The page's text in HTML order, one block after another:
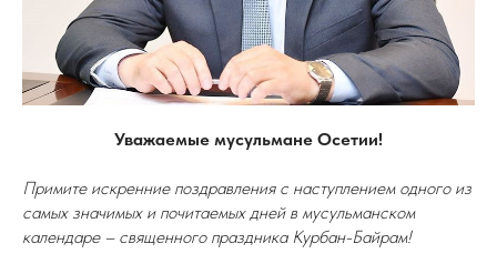
Уважаемые мусульмане Осетии!
Примите искренние поздравления с наступлением одного из
самых значимых и почитаемых дней в мусульманском
календаре – священного праздника Курбан-Байрам!